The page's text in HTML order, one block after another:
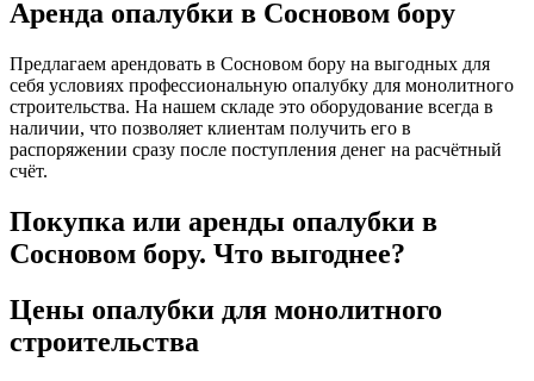
Аренда опалубки в Сосновом бору
Предлагаем арендовать в Сосновом бору на выгодных для
себя условиях профессиональную опалубку для монолитного
строительства. На нашем складе это оборудование всегда в
наличии, что позволяет клиентам получить его в
распоряжении сразу после поступления денег на расчётный
счёт.
Покупка или аренды опалубки в
Сосновом бору. Что выгоднее?
Цены опалубки для монолитного
строительства